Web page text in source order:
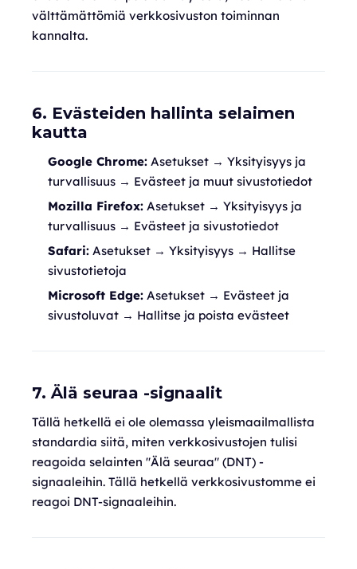
välttämättömiä verkkosivuston toiminnan
kannalta.
6. Evästeiden hallinta selaimen
kautta
Google Chrome: Asetukset → Yksityisyys ja
turvallisuus → Evästeet ja muut sivustotiedot
Mozilla Firefox: Asetukset → Yksityisyys ja
turvallisuus → Evästeet ja sivustotiedot
Safari: Asetukset → Yksityisyys → Hallitse
sivustotietoja
Microsoft Edge: Asetukset → Evästeet ja
sivustoluvat → Hallitse ja poista evästeet
7. Älä seuraa -signaalit
Tällä hetkellä ei ole olemassa yleismaailmallista
standardia siitä, miten verkkosivustojen tulisi
reagoida selainten "Älä seuraa" (DNT) -
signaaleihin. Tällä hetkellä verkkosivustomme ei
reagoi DNT-signaaleihin.